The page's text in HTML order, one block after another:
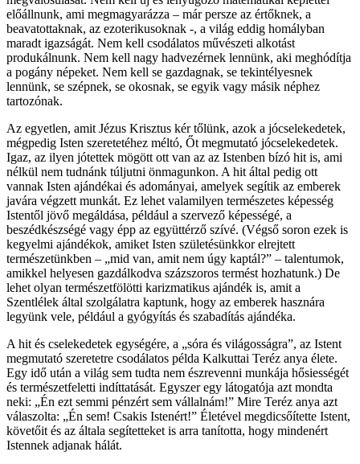
előállnunk, ami megmagyarázza – már persze az értőknek, a
beavatottaknak, az ezoterikusoknak -, a világ eddig homályban
maradt igazságát. Nem kell csodálatos művészeti alkotást
produkálnunk. Nem kell nagy hadvezérnek lennünk, aki meghódítja
a pogány népeket. Nem kell se gazdagnak, se tekintélyesnek
lennünk, se szépnek, se okosnak, se egyik vagy másik néphez
tartozónak.
Az egyetlen, amit Jézus Krisztus kér tőlünk, azok a jócselekedetek,
mégpedig Isten szeretetéhez méltó, Őt megmutató jócselekedetek.
Igaz, az ilyen jótettek mögött ott van az az Istenben bízó hit is, ami
nélkül nem tudnánk túljutni önmagunkon. A hit által pedig ott
vannak Isten ajándékai és adományai, amelyek segítik az emberek
javára végzett munkát. Ez lehet valamilyen természetes képesség
Istentől jövő megáldása, például a szervező képességé, a
beszédkészségé vagy épp az együttérző szívé. (Végső soron ezek is
kegyelmi ajándékok, amiket Isten születésünkkor elrejtett
természetünkben – „mid van, amit nem úgy kaptál?” – talentumok,
amikkel helyesen gazdálkodva százszoros termést hozhatunk.) De
lehet olyan természetfölötti karizmatikus ajándék is, amit a
Szentlélek által szolgálatra kaptunk, hogy az emberek hasznára
legyünk vele, például a gyógyítás és szabadítás ajándéka.
A hit és cselekedetek egységére, a „sóra és világosságra”, az Istent
megmutató szeretetre csodálatos példa Kalkuttai Teréz anya élete.
Egy idő után a világ sem tudta nem észrevenni munkája hősiességét
és természetfeletti indíttatását. Egyszer egy látogatója azt mondta
neki: „Én ezt semmi pénzért sem vállalnám!” Mire Teréz anya azt
válaszolta: „Én sem! Csakis Istenért!” Életével megdicsőítette Istent,
követőit és az általa segítetteket is arra tanította, hogy mindenért
Istennek adjanak hálát.